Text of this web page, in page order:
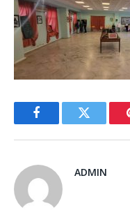
FacebookTwitter
ADMIN